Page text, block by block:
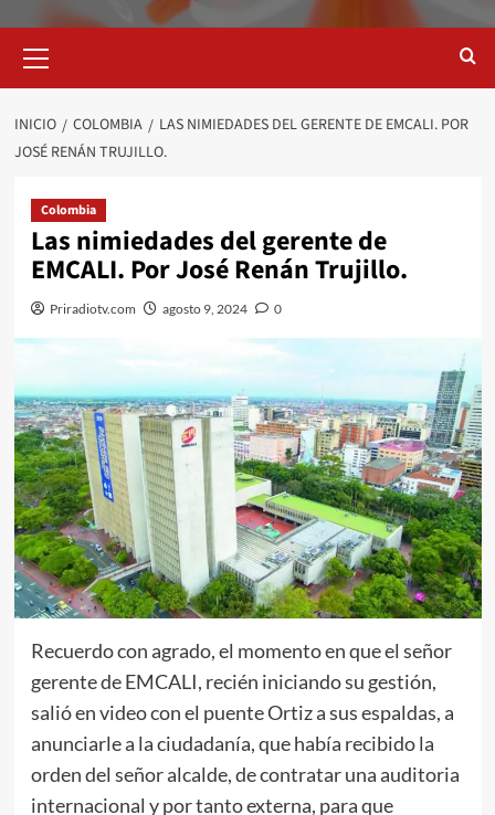
primario
INICIO COLOMBIA
LAS NIMIEDADES DEL GERENTE DE EMCALI. POR
JOSÉ RENÁN TRUJILLO.
Colombia
Las nimiedades del gerente de
EMCALI. Por José Renán Trujillo.
Priradiotv.com agosto 9, 2024 0
Recuerdo con agrado, el momento en que el señor
gerente de EMCALI, recién iniciando su gestión,
salió en video con el puente Ortiz a sus espaldas, a
anunciarle a la ciudadanía, que había recibido la
orden del señor alcalde, de contratar una auditoria
internacional y por tanto externa, para que